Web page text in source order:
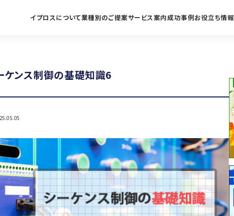
イプロスについて業種別のご提案サービス案内成功事例お役立ち情報
ケンス制御の基礎知識6